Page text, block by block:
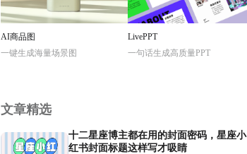
AI商品图
一键生成海量场景图
LivePPT
一句话生成高质量PPT
文章精选
十二星座博主都在用的封面密码，星座小
红书封面标题这样写才吸睛